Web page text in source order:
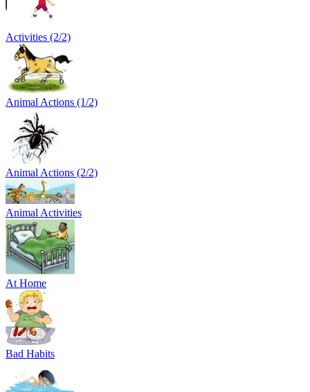
Activities (2/2)
Animal Actions (1/2)
Animal Actions (2/2)
Animal Activities
At Home
Bad Habits